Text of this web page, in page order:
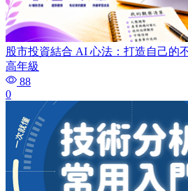
股市投資結合 AI 心法：打造自己的
高年級
88
0